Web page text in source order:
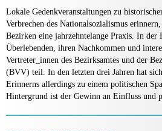
Lokale Gedenkveranstaltungen zu
Verbrechen des Nationalsozialismus
Bezirken eine jahrzehntelange Praxis. In der
Überlebenden, ihren Nachkommen und
Vertreter_innen des Bezirksamtes und der
(BVV) teil. In den letzten drei Jahren hat
Erinnerns allerdings zu einem politischen
Hintergrund ist der Gewinn an Einfluss und